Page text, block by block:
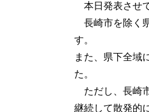
本日発表させ
長崎市を除く
す。
また、県下全域
た。
ただし、長崎
継続して散発的